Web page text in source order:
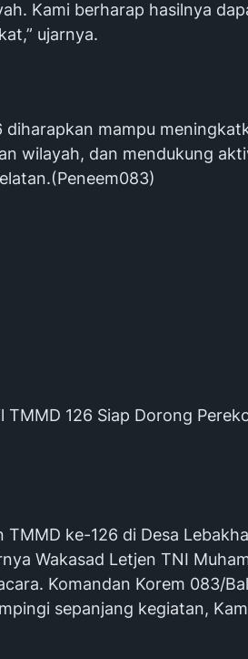
Kami berharap hasilnya
ujarnya.
diharapkan mampu
wilayah, dan mendukung
TMMD 126 Siap Dorong
TMMD ke-126 di Desa
Wakasad Letjen TNI
Komandan Korem 083/
sepanjang kegiatan,